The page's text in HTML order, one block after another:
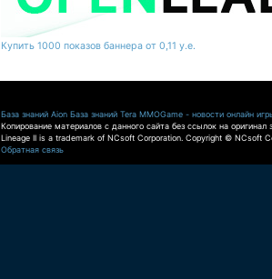
Купить 1000 показов баннера от 0,11 у.е.
База знаний Aion База знаний Tera MMOGame - новости онлайн
Копирование материалов с данного сайта без ссылок на оригинал
Lineage II is a trademark of NCsoft Corporation. Copyright © NCsoft
Обратная связь